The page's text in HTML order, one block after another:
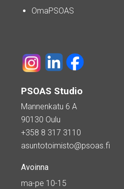
OmaPSOAS
PSOAS Studio
Mannenkatu 6 A
90130 Oulu
+358 8 317 3110
asuntotoimisto@psoas.fi
Avoinna
ma-pe 10-15